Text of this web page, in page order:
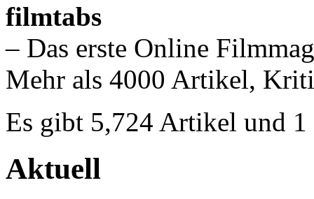
filmtabs
– Das erste Online
Mehr als 4000 Artikel,
Es gibt 5,724 Artikel und 1
Aktuell